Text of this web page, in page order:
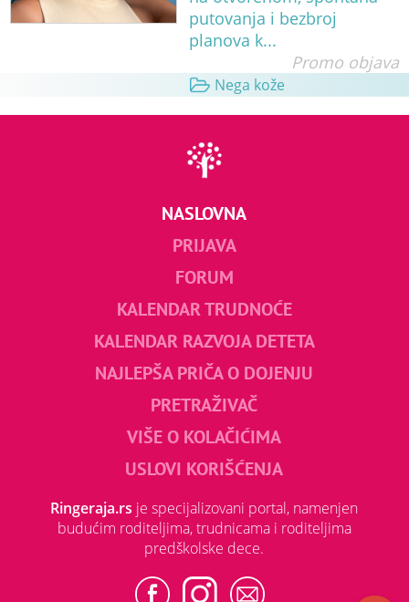
putovanja i bezbroj
planova k...
Promo objava
Nega kože
NASLOVNA
PRIJAVA
FORUM
KALENDAR TRUDNOĆE
KALENDAR RAZVOJA DETETA
NAJLEPŠA PRIČA O DOJENJU
PRETRAŽIVAČ
VIŠE O KOLAČIĆIMA
USLOVI KORIŠĆENJA
Ringeraja.rs je specijalizovani portal, namenjen
budućim roditeljima, trudnicama i roditeljima
predškolske dece.